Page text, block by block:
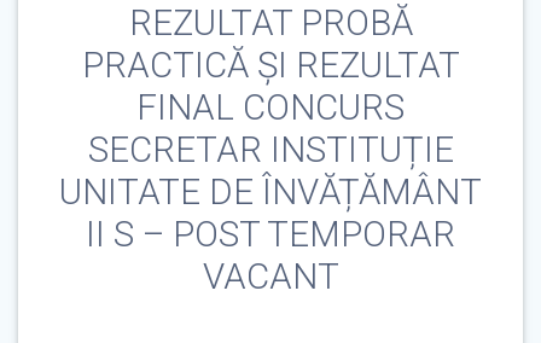
REZULTAT PROBĂ
PRACTICĂ ȘI REZULTAT
FINAL CONCURS
SECRETAR INSTITUȚIE
UNITATE DE ÎNVĂȚĂMÂNT
II S – POST TEMPORAR
VACANT